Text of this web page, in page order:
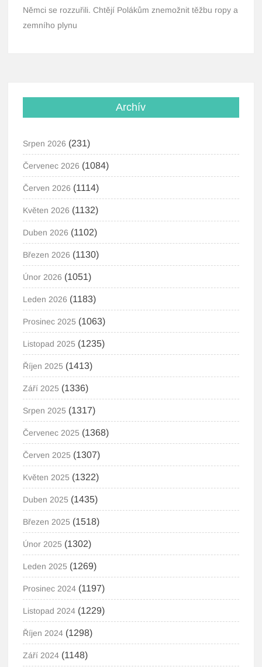
Němci se rozzuřili. Chtějí Polákům znemožnit těžbu ropy a
zemního plynu
Archív
Srpen 2026 (231)
Červenec 2026 (1084)
Červen 2026 (1114)
Květen 2026 (1132)
Duben 2026 (1102)
Březen 2026 (1130)
Únor 2026 (1051)
Leden 2026 (1183)
Prosinec 2025 (1063)
Listopad 2025 (1235)
Říjen 2025 (1413)
Září 2025 (1336)
Srpen 2025 (1317)
Červenec 2025 (1368)
Červen 2025 (1307)
Květen 2025 (1322)
Duben 2025 (1435)
Březen 2025 (1518)
Únor 2025 (1302)
Leden 2025 (1269)
Prosinec 2024 (1197)
Listopad 2024 (1229)
Říjen 2024 (1298)
Září 2024 (1148)